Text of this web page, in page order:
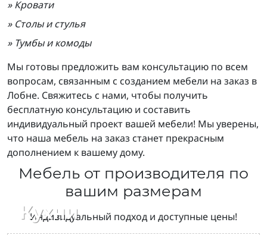
» Кровати
» Столы и стулья
» Тумбы и комоды
Мы готовы предложить вам консультацию по всем
вопросам, связанным с созданием мебели на заказ в
Лобне. Свяжитесь с нами, чтобы получить
бесплатную консультацию и составить
индивидуальный проект вашей мебели! Мы уверены,
что наша мебель на заказ станет прекрасным
дополнением к вашему дому.
Мебель от производителя по
вашим размерам
Индивидуальный подход и доступные цены!
Кухни